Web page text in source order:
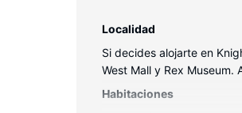
Localidad
Si decides alojarte en
West Mall y Rex Museum.
Habitaciones